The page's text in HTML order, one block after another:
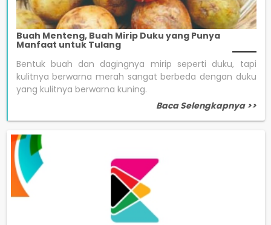
Buah Menteng, Buah Mirip Duku yang Punya
Manfaat untuk Tulang
Bentuk buah dan dagingnya mirip seperti duku, tapi
kulitnya berwarna merah sangat berbeda dengan duku
yang kulitnya berwarna kuning.
Baca Selengkapnya >>